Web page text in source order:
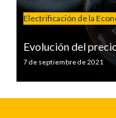
Electrificación de la
Evolución del
7 de septiembre de 2021